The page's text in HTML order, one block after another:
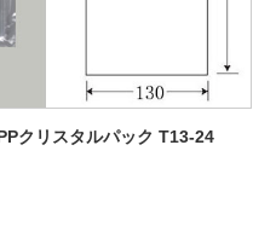
クリスタルパック T13-24